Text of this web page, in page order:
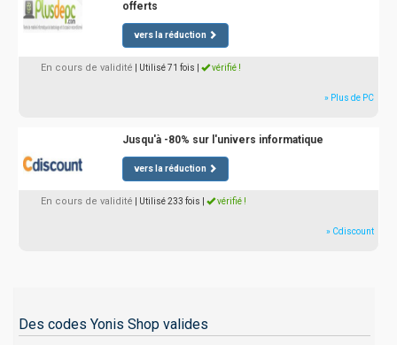
offerts
vers la réduction
En cours de validité | Utilisé 71 fois vérifié !
» Plus de PC
Jusqu'à -80% sur l'univers informatique
vers la réduction
En cours de validité | Utilisé 233 fois vérifié !
» Cdiscount
Des codes Yonis Shop valides